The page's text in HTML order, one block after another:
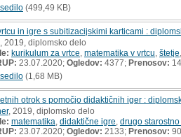
(499,49 KB)
in igre s subitizacijskimi karticami :
, 2019, diplomsko delo
kurikulum za vrtce matematika v vrtcu štetje
23.07.2020; Ogledov: 4377; Prenosov:
(1,68 MB)
otrok s pomočjo didaktičnih iger :
, 2019, diplomsko delo
matematika didaktične igre drugo
23.07.2020; Ogledov: 2133; Prenosov: 90